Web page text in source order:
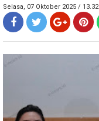
Selasa, 07 Oktober 2025 / 13.32